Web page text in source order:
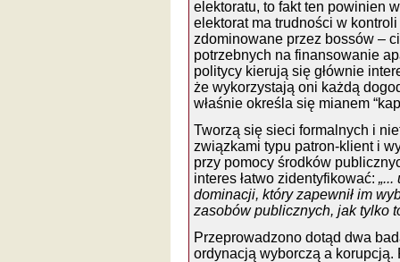
elektoratu, to fakt ten powinien
elektorat ma trudności w
zdominowane przez bossów –
potrzebnych na finansowanie
politycy kierują się głównie
że wykorzystają oni każdą
właśnie określa się mianem
Tworzą się sieci formalnych i
związkami typu patron-klient i
przy pomocy środków
interes łatwo zidentyfikować:
dominacji, który zapewnił im
zasobów publicznych, jak tylko
Przeprowadzono dotąd dwa
ordynacją wyborczą a